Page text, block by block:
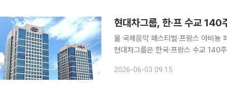
현대차그룹, 한·프 수교 140
울 국제음악 페스티벌·프랑스 아비뇽
현대차그룹은 한국·프랑스 수교 140
컬 브릿지 국제 음악 페스티벌’과 7
2026-06-03 09:15